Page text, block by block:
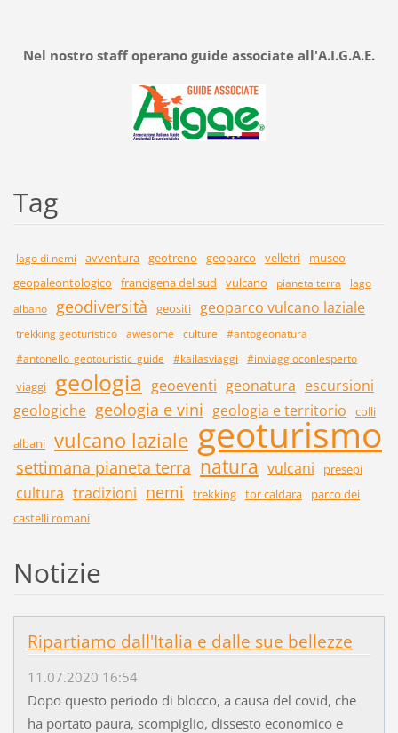
Nel nostro staff operano guide associate all'A.I.G.A.E.
Tag
lago di nemi avventura geotreno geoparco velletri
museo
geopaleontologico
francigena del sud vulcano pianeta terra
lago
albano
geodiversità geositi geoparco vulcano laziale
trekking geoturistico awesome culture
#antogeonatura
#antonello_geotouristic_guide
#kailasviaggi #inviaggioconlesperto
viaggi geologia geoeventi geonatura escursioni
geologiche geologia e vini geologia e territorio
colli
albani vulcano laziale geoturismo
settimana pianeta terra natura vulcani presepi
cultura tradizioni nemi trekking tor caldara
parco dei
castelli romani
Notizie
Ripartiamo dall'Italia e dalle sue bellezze
11.07.2020 16:54
Dopo questo periodo di blocco, a causa del covid, che
ha portato paura, scompiglio, dissesto economico e